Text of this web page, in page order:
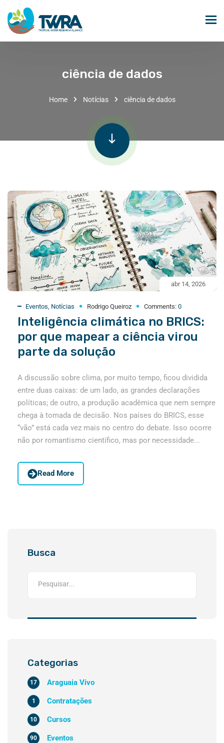
ciência de dados
Home Notícias ciência de dados
abr 14, 2026
Eventos Notícias Rodrigo Queiroz Comments: 0
Inteligência climática no BRICS:
por que mapear a ciência virou
parte da solução
A discussão sobre clima, por muito tempo, ficou dividida
entre duas caixas: de um lado, as grandes declarações
políticas; de outro, a produção acadêmica que nem sempre
chega à tomada de decisão. Nos países do BRICS, esse
“vão” está cada vez mais no centro do debate. Isso ocorre
não por romantismo científico, mas por necessidade...
Read More
Busca
Categorias
Araguaia Vivo
17
Contratações
1
Cursos
10
Eventos
90